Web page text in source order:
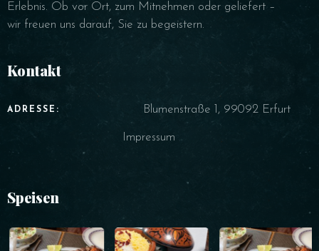
Erlebnis. Ob vor Ort, zum Mitnehmen oder geliefert –
wir freuen uns darauf, Sie zu begeistern.
Kontakt
ADRESSE: Blumenstraße 1, 99092 Erfurt
Impressum
Speisen